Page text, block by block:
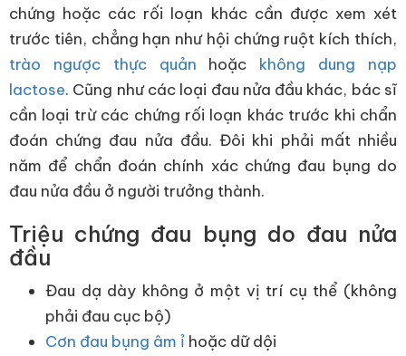
chứng hoặc các rối loạn khác cần được xem xét
trước tiên, chẳng hạn như hội chứng ruột kích thích,
trào ngược thực quản hoặc không dung nạp
lactose. Cũng như các loại đau nửa đầu khác, bác sĩ
cần loại trừ các chứng rối loạn khác trước khi chẩn
đoán chứng đau nửa đầu. Đôi khi phải mất nhiều
năm để chẩn đoán chính xác chứng đau bụng do
đau nửa đầu ở người trưởng thành.
Triệu chứng đau bụng do đau nửa
đầu
Đau dạ dày không ở một vị trí cụ thể (không
phải đau cục bộ)
Cơn đau bụng âm ỉ hoặc dữ dội